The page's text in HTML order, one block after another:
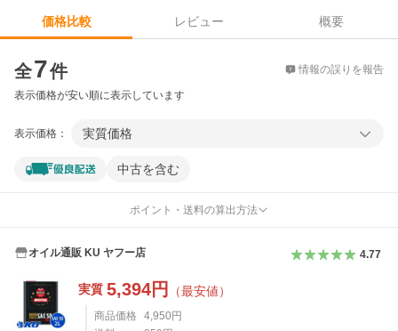
価格比較 レビュー
概要
全7件 情報の誤りを報告
表示価格が安い順に表示しています
表示価格： 実質価格
中古を含む
ポイント・送料の算出方法
オイル通販 KU ヤフー店 4.77
実質 5,394円 （最安値）
商品価格 4,950 円